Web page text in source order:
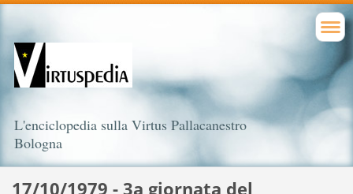
L'enciclopedia sulla Virtus Pallacanestro
Bologna
17/10/1979 - 3a giornata del